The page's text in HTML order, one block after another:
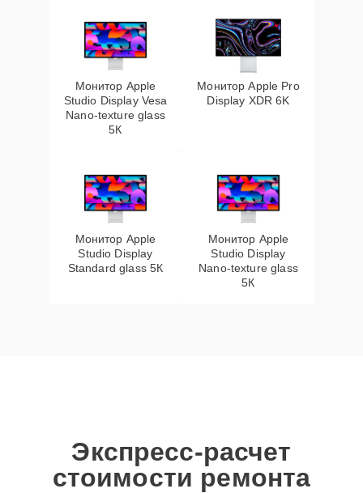
Монитор Apple
Studio Display Vesa
Nano-texture glass
5К
Монитор Apple Pro
Display XDR 6K
Монитор Apple
Studio Display
Standard glass 5К
Монитор Apple
Studio Display
Nano-texture glass
5К
Экспресс-расчет
стоимости ремонта